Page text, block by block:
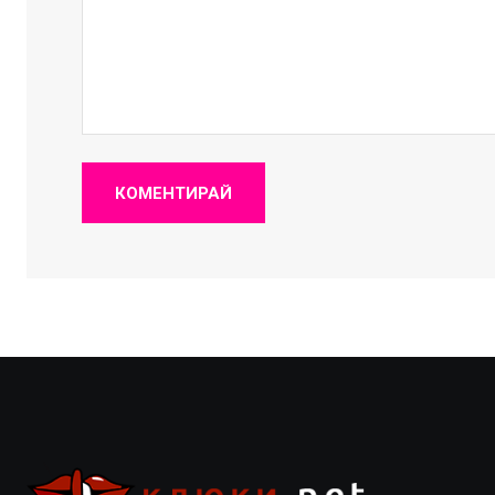
КОМЕНТИРАЙ